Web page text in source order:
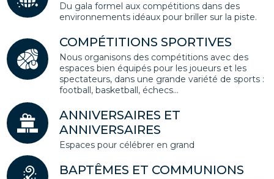
Du gala formel aux compétitions dans des
environnements idéaux pour briller sur la piste.
COMPÉTITIONS SPORTIVES
Nous organisons des compétitions avec des
espaces bien équipés pour les joueurs et les
spectateurs, dans une grande variété de sports :
football, basketball, échecs...
ANNIVERSAIRES ET
ANNIVERSAIRES
Espaces pour célébrer en grand
BAPTÊMES ET COMMUNIONS